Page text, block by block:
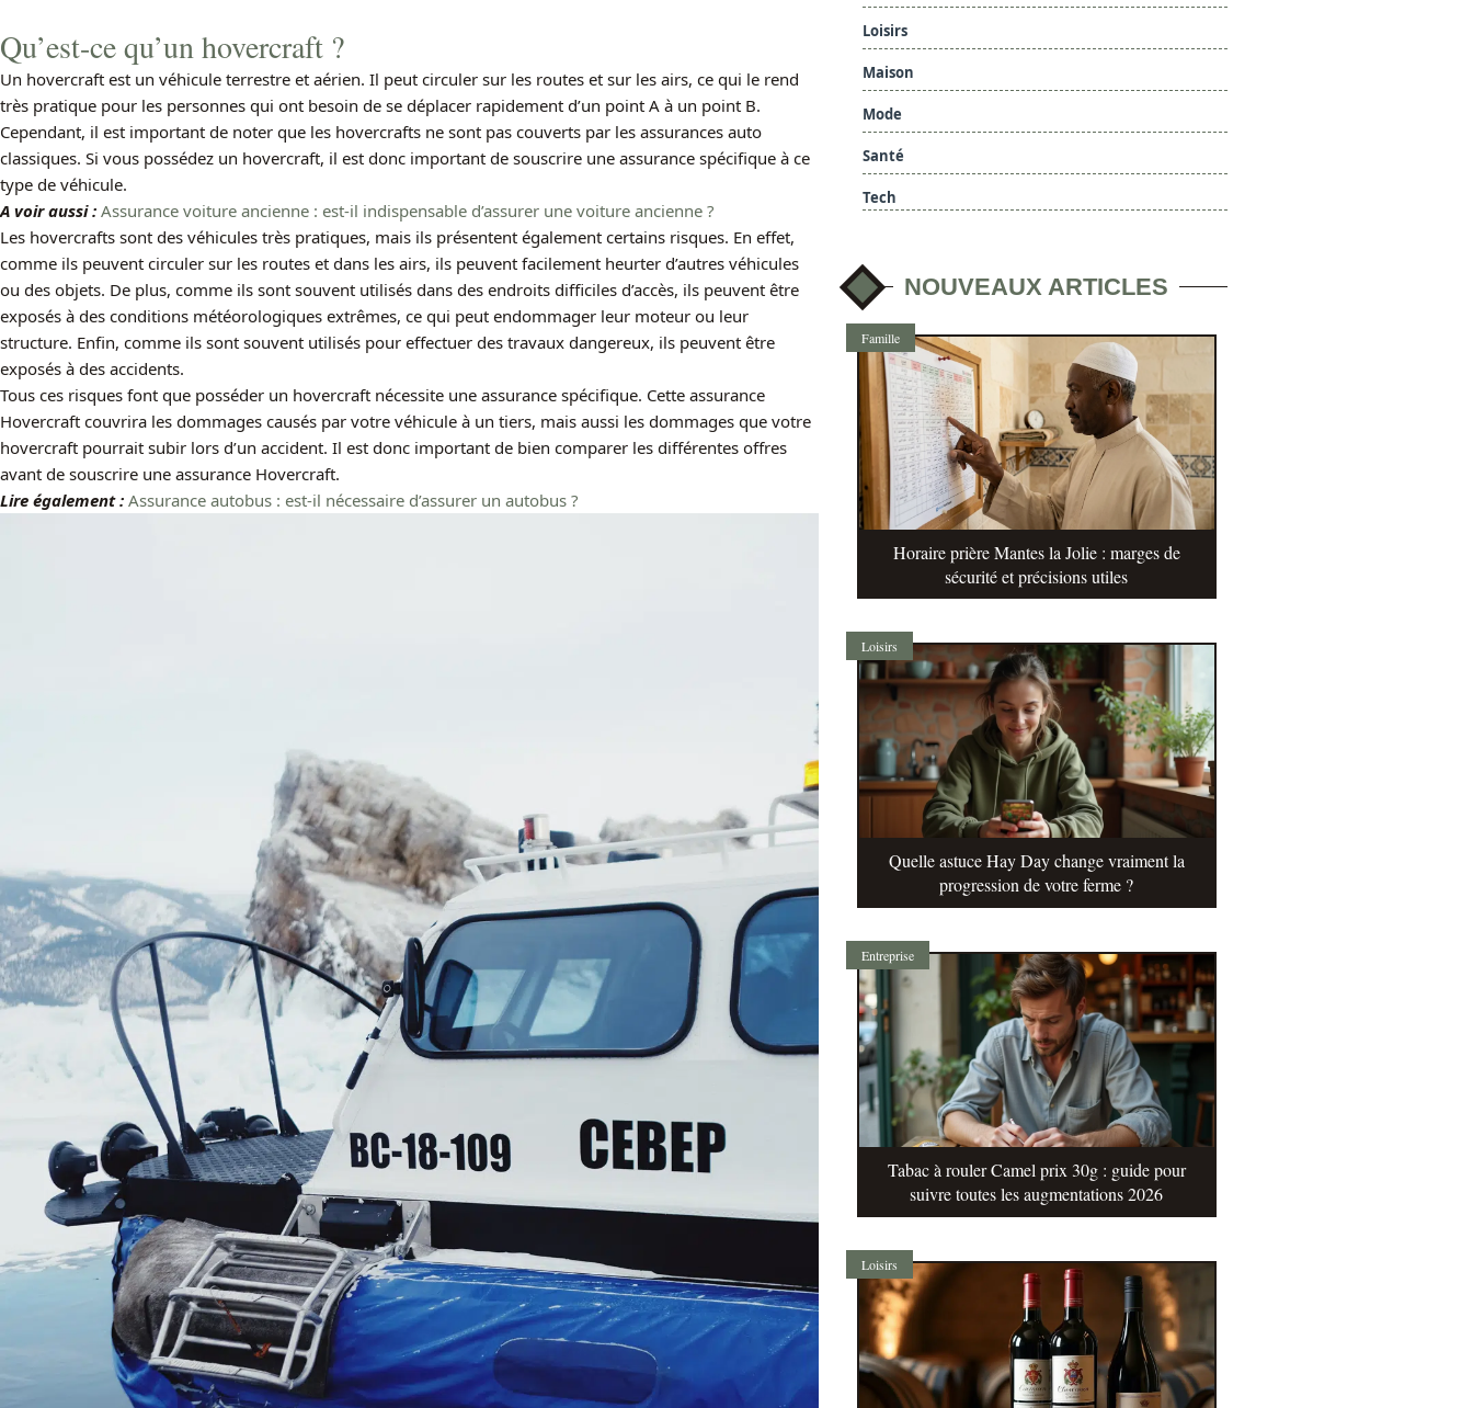
Qu’est-ce qu’un hovercraft ?
Un hovercraft est un véhicule terrestre et aérien. Il peut circuler sur les routes et sur les airs, ce qui le rend
très pratique pour les personnes qui ont besoin de se déplacer rapidement d’un point A à un point B.
Cependant, il est important de noter que les hovercrafts ne sont pas couverts par les assurances auto
classiques. Si vous possédez un hovercraft, il est donc important de souscrire une assurance spécifique à ce
type de véhicule.
A voir aussi : Assurance voiture ancienne : est-il indispensable d’assurer une voiture ancienne ?
Les hovercrafts sont des véhicules très pratiques, mais ils présentent également certains risques. En effet,
comme ils peuvent circuler sur les routes et dans les airs, ils peuvent facilement heurter d’autres véhicules
ou des objets. De plus, comme ils sont souvent utilisés dans des endroits difficiles d’accès, ils peuvent être
exposés à des conditions météorologiques extrêmes, ce qui peut endommager leur moteur ou leur
structure. Enfin, comme ils sont souvent utilisés pour effectuer des travaux dangereux, ils peuvent être
exposés à des accidents.
Tous ces risques font que posséder un hovercraft nécessite une assurance spécifique. Cette assurance
Hovercraft couvrira les dommages causés par votre véhicule à un tiers, mais aussi les dommages que votre
hovercraft pourrait subir lors d’un accident. Il est donc important de bien comparer les différentes offres
avant de souscrire une assurance Hovercraft.
Lire également : Assurance autobus : est-il nécessaire d’assurer un autobus ?
Loisirs
Maison
Mode
Santé
Tech
NOUVEAUX ARTICLES
Famille
Horaire prière Mantes la Jolie : marges de
sécurité et précisions utiles
Loisirs
Quelle astuce Hay Day change vraiment la
progression de votre ferme ?
Entreprise
Tabac à rouler Camel prix 30g : guide pour
suivre toutes les augmentations 2026
Loisirs